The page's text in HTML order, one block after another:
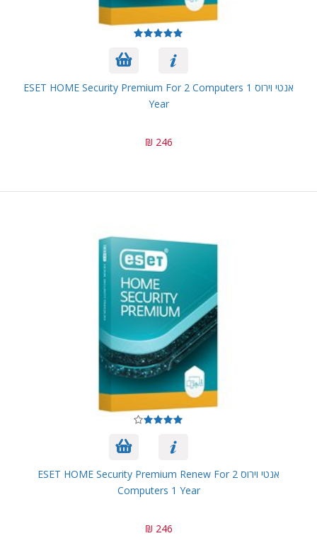
אנטי וירוס ESET HOME Security Premium For 2 Computers 1
Year
246 ₪
אנטי וירוס ESET HOME Security Premium Renew For 2
Computers 1 Year
246 ₪